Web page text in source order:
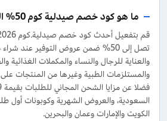
ما هو كود خصم صيدلية كوم 50% الفعال حاليا؟
تصل إلى 50% ضمن عروض التوفير عند
والعناية للرجال والنساء والمكملات الغذائية
السعودية، والعروض الشهرية وكوبونات أول
الكويت والإمارات وعمان والبحرين.